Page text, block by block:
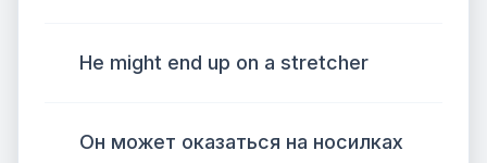
He might end up on a stretcher
Он может оказаться на носилках